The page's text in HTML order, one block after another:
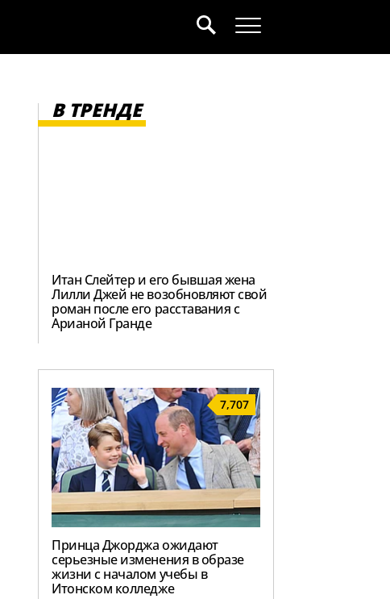
В ТРЕНДЕ
Итан Слейтер и его бывшая жена
Лилли Джей не возобновляют свой
роман после его расставания с
Арианой Гранде
7,707
Принца Джорджа ожидают
серьезные изменения в образе
жизни с началом учебы в
Итонском колледже